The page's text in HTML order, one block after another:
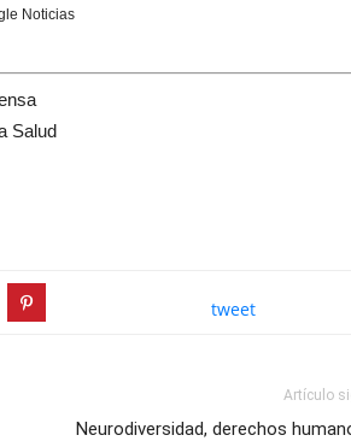
Noticias
Salud
tweet
Artículo
Neurodiversidad, derechos